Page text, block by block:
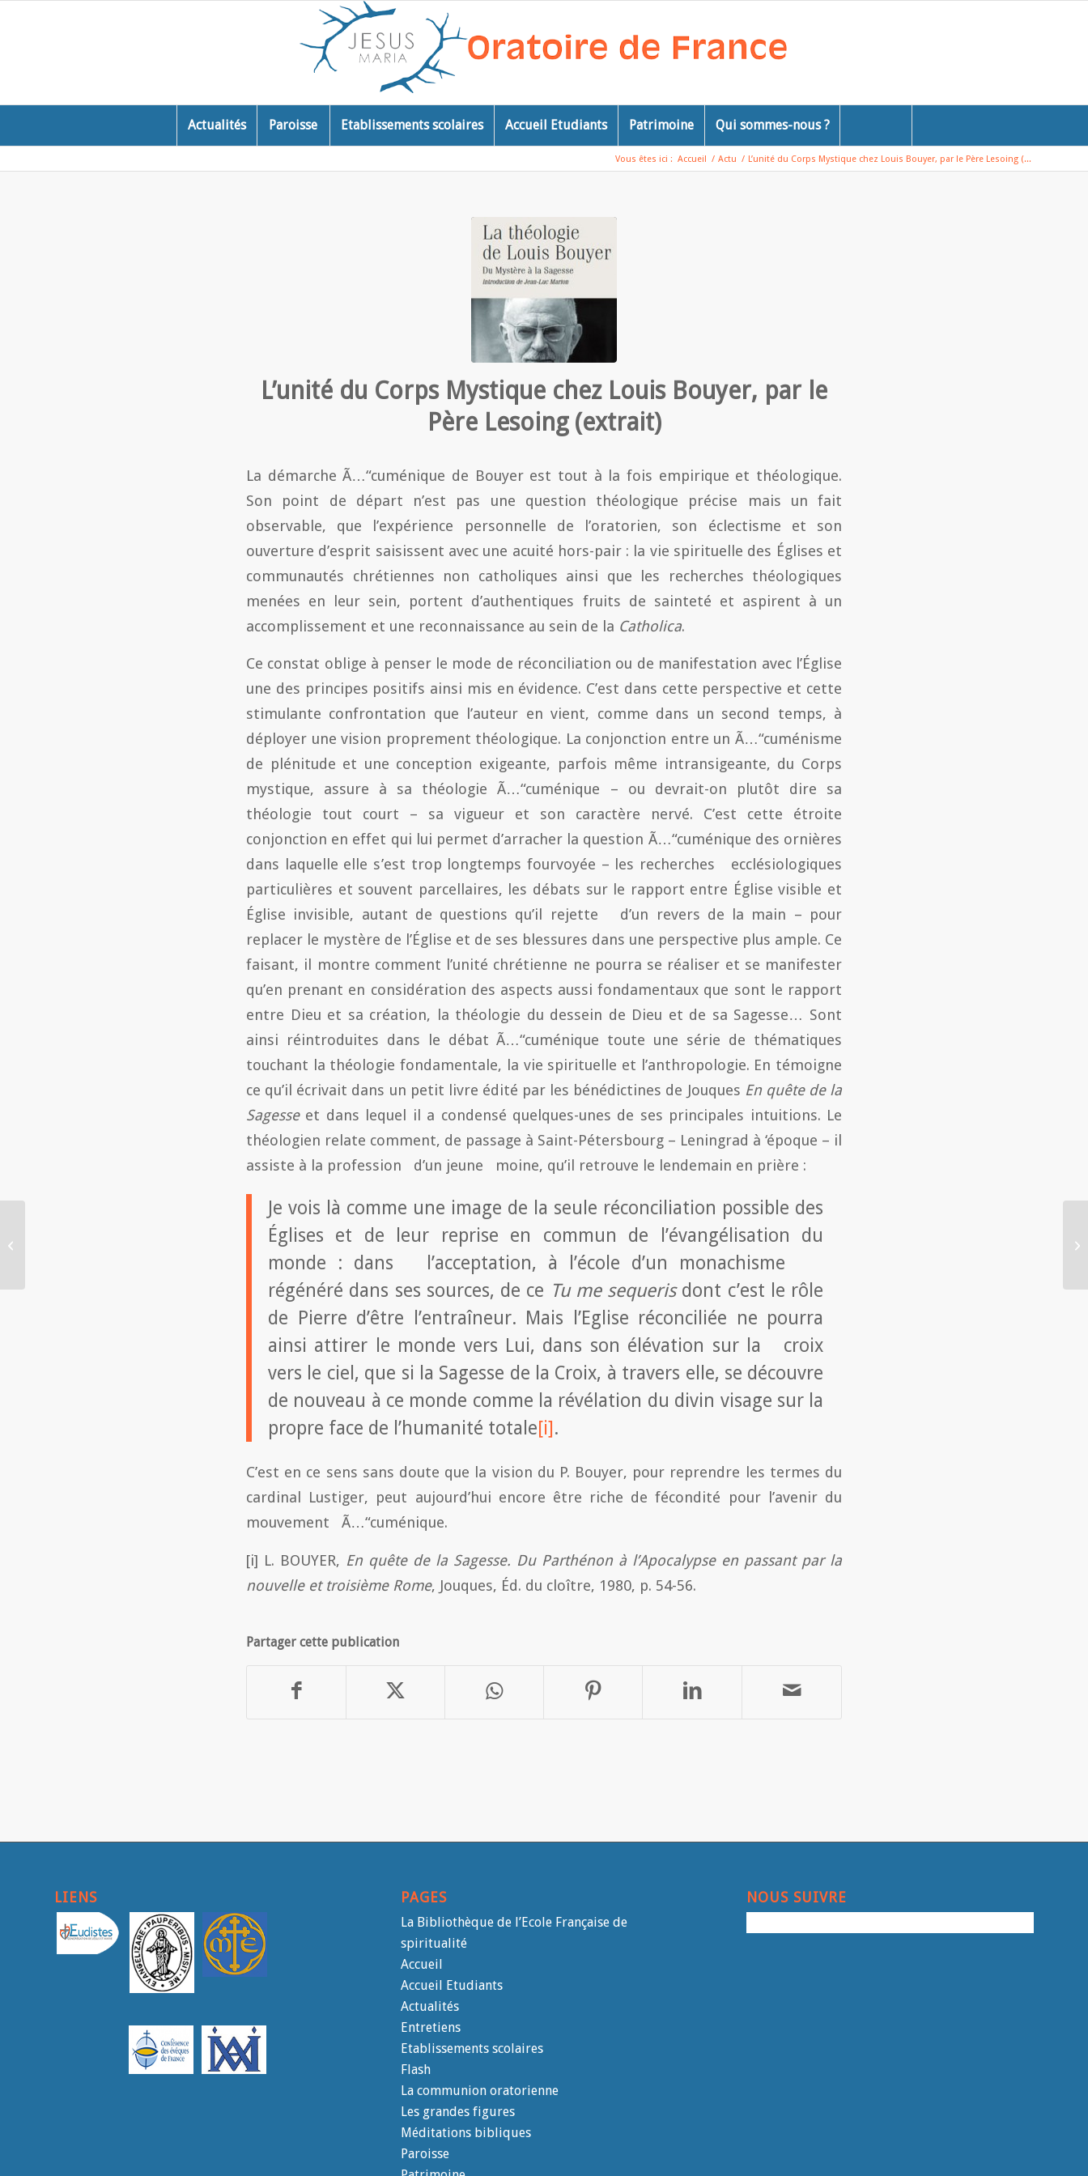
Actualités Paroisse Etablissements scolaires Accueil Etudiants Patrimoine Qui sommes-nous ?
Vous êtes ici : Accueil / Actu / L’unité du Corps Mystique chez Louis Bouyer, par le Père Lesoing (...
L’unité du Corps Mystique chez Louis Bouyer, par le
Père Lesoing (extrait)
La démarche Ã…“cuménique de Bouyer est tout à la fois empirique et théologique.
Son point de départ n’est pas une question théologique précise mais un fait
observable, que l’expérience personnelle de l’oratorien, son éclectisme et son
ouverture d’esprit saisissent avec une acuité hors-pair : la vie spirituelle des Églises et
communautés chrétiennes non catholiques ainsi que les recherches théologiques
menées en leur sein, portent d’authentiques fruits de sainteté et aspirent à un
accomplissement et une reconnaissance au sein de la Catholica.
Ce constat oblige à penser le mode de réconciliation ou de manifestation avec l’Église
une des principes positifs ainsi mis en évidence. C’est dans cette perspective et cette
stimulante confrontation que l’auteur en vient, comme dans un second temps, à
déployer une vision proprement théologique. La conjonction entre un Ã…“cuménisme
de plénitude et une conception exigeante, parfois même intransigeante, du Corps
mystique, assure à sa théologie Ã…“cuménique – ou devrait-on plutôt dire sa
théologie tout court – sa vigueur et son caractère nervé. C’est cette étroite
conjonction en effet qui lui permet d’arracher la question Ã…“cuménique des ornières
dans laquelle elle s’est trop longtemps fourvoyée – les recherches ecclésiologiques
particulières et souvent parcellaires, les débats sur le rapport entre Église visible et
Église invisible, autant de questions qu’il rejette d’un revers de la main – pour
replacer le mystère de l’Église et de ses blessures dans une perspective plus ample. Ce
faisant, il montre comment l’unité chrétienne ne pourra se réaliser et se manifester
qu’en prenant en considération des aspects aussi fondamentaux que sont le rapport
entre Dieu et sa création, la théologie du dessein de Dieu et de sa Sagesse… Sont
ainsi réintroduites dans le débat Ã…“cuménique toute une série de thématiques
touchant la théologie fondamentale, la vie spirituelle et l’anthropologie. En témoigne
ce qu’il écrivait dans un petit livre édité par les bénédictines de Jouques En quête de la
Sagesseet dans lequel il a condensé quelques-unes de ses principales intuitions. Le
théologien relate comment, de passage à Saint-Pétersbourg – Leningrad à ‘époque – il
assiste à la profession d’un jeune moine, qu’il retrouve le lendemain en prière :
Je vois là comme une image de la seule réconciliation possible des
Églises et de leur reprise en commun de l’évangélisation du
monde : dans l’acceptation, à l’école d’un monachisme
régénéré dans ses sources, de ce Tu me sequerisdont c’est le rôle
de Pierre d’être l’entraîneur. Mais l’Eglise réconciliée ne pourra
ainsi attirer le monde vers Lui, dans son élévation sur la croix
vers le ciel, que si la Sagesse de la Croix, à travers elle, se découvre
de nouveau à ce monde comme la révélation du divin visage sur la
propre face de l’humanité totale[i].
C’est en ce sens sans doute que la vision du P. Bouyer, pour reprendre les termes du
cardinal Lustiger, peut aujourd’hui encore être riche de fécondité pour l’avenir du
mouvement Ã…“cuménique.
[i] L. BOUYER, En quête de la Sagesse. Du Parthénon à l’Apocalypse en passant par la
nouvelle et troisième Rome, Jouques, Éd. du cloître, 1980, p. 54-56.
Partager cette publication
LIENS PAGES
La Bibliothèque de l’Ecole Française de
spiritualité
Accueil
Accueil Etudiants
Actualités
Entretiens
Etablissements scolaires
Flash
La communion oratorienne
Les grandes figures
Méditations bibliques
Paroisse
NOUS SUIVRE